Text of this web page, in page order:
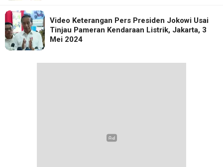
Video Keterangan Pers Presiden Jokowi Usai
Tinjau Pameran Kendaraan Listrik, Jakarta, 3
Mei 2024